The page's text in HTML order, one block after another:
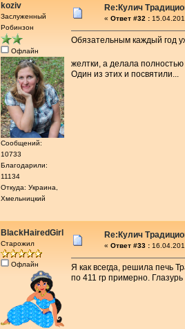
koziv
Заслуженный
Робинзон
Офлайн
Сообщений:
10733
Благодарили:
11134
Откуда: Украина,
Хмельницкий
Re:Кулич
« Ответ #32 :
Обязательным каждый год
желтки, а делала
Один из этих и посвятили...
BlackHairedGirl
Старожил
Офлайн
Re:Кулич
« Ответ #33 :
Я как всегда, решила печь
по 411 гр примерно.